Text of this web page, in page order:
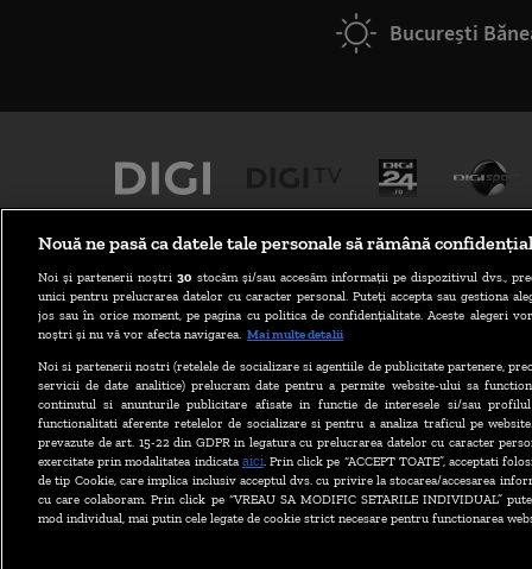
București
ABONARE DIGI TV
Nouă ne pasă ca datele tale personale să rămână
Noi și partenerii noștri30 stocăm și/sau accesăm informații pe dispozitivul dvs.,
unici pentru prelucrarea datelor cu caracter personal. Puteți accepta sau gestiona
jos sau în orice moment, pe pagina cu politica de confidențialitate. Aceste alegeri
noștri și nu vă vor afecta navigarea. Mai multe detalii
Noi si partenerii nostri (retelele de socializare si agentiile de publicitate partenere,
servicii de date analitice) prelucram date pentru a permite website-ului sa
continutul si anunturile publicitare afisate in functie de interesele si/sau
functionalitati aferente retelelor de socializare si pentru a analiza traficul pe
prevazute de art. 15-22 din GDPR in legatura cu prelucrarea datelor cu caracter
exercitate prin modalitatea indicata aici. Prin click pe “ACCEPT TOATE”, acceptati
de tip Cookie, care implica inclusiv acceptul dvs. cu privire la stocarea/accesarea
cu care colaboram. Prin click pe “VREAU SA MODIFIC SETARILE INDIVIDUAL”
mod individual, mai putin cele legate de cookie strict necesare pentru functionarea